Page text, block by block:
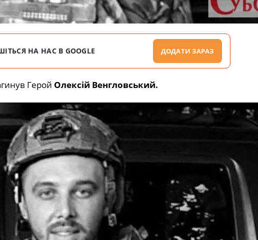
НА НАС В GOOGLE ДОДАТИ ЗАРАЗ
Герой Олексій Венгловський.